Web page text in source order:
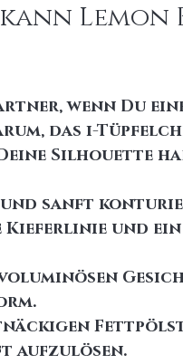
wenn Du
das i-
Silhouette
und sanft
Kieferlinie und
aufzulösen.